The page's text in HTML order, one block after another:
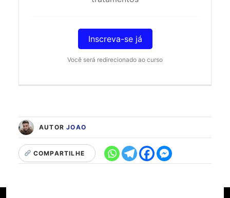
Inscreva-se já
Você será redirecionado ao curso
AUTORJOAO
COMPARTILHE